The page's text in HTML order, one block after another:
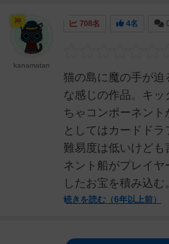
708名 4名
猫の島に魔の手が迫
な感じの作品。キッ
ちゃコンポーネント
としてはカードド
難易度は低いけど
ネント船がプレイヤ
したお宝を積み込む
続きを読む（6年以上前）
神
kanamatan